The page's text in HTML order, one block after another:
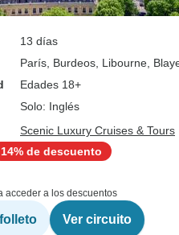
13 días
París , Burdeos , Libourne ,
Edades 18+
Solo: Inglés
Scenic Luxury Cruises & Tours
14% de descuento
acceder a los descuentos
Ver circuito